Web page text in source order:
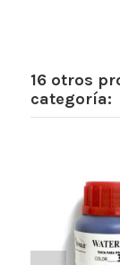
16 otros
categoría: